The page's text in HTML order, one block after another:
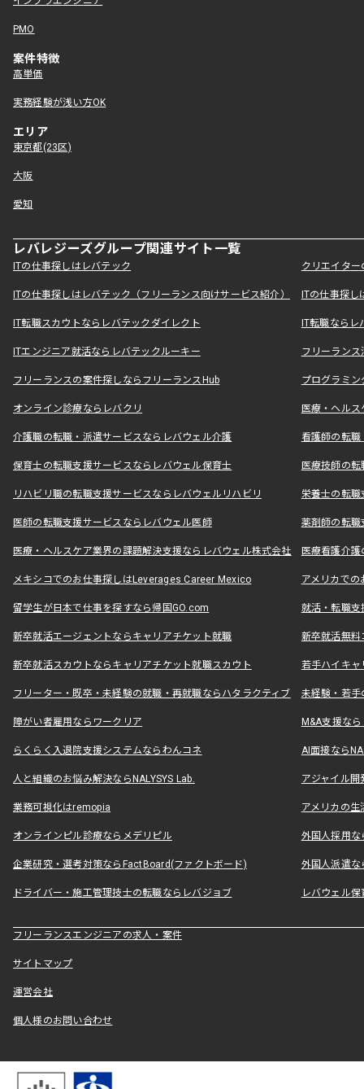
PMO
案件特徴
高単価
実務経験が浅い方OK
エリア
東京都(23区)
大阪
愛知
レバレジーズグループ関連サイト一覧
ITの仕事探しはレバテック クリエイタ
ITの仕事探しはレバテック（フリーランス向けサービス紹介） ITの仕事探
IT転職スカウトならレバテックダイレクト IT転職なら
ITエンジニア就活ならレバテックルーキー フリーラン
フリーランスの案件探しならフリーランスHub プログラミ
オンライン診療ならレバクリ 医療・ヘル
介護職の転職・派遣サービスならレバウェル介護 看護師の転
保育士の転職支援サービスならレバウェル保育士 医療技師の
リハビリ職の転職支援サービスならレバウェルリハビリ 栄養士の転
医師の転職支援サービスならレバウェル医師 薬剤師の転
医療・ヘルスケア業界の課題解決支援ならレバウェル株式会社 医療看護介
メキシコでのお仕事探しはLeverages Career Mexico アメリカで
留学生が日本で仕事を探すなら帰国GO.com 就活・転職
新卒就活エージェントならキャリアチケット就職 新卒就活無料
新卒就活スカウトならキャリアチケット就職スカウト 若手ハイキ
フリーター・既卒・未経験の就職・再就職ならハタラクティブ 未経験・若手
障がい者雇用ならワークリア M&A支援な
らくらく入退院支援システムならわんコネ AI面接なら
人と組織のお悩み解決ならNALYSYS Lab. アジャイル
業務可視化はremopia アメリカの
オンラインピル診療ならメデリピル 外国人採用
企業研究・選考対策ならFactBoard(ファクトボード) 外国人派遣な
ドライバー・施工管理技士の転職ならレバジョブ レバウェル
フリーランスエンジニアの求人・案件
サイトマップ
運営会社
個人様のお問い合わせ